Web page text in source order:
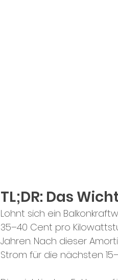
TL;DR: Das
Lohnt sich ein
35–40 Cent pro
Jahren. Nach dieser
Strom für die nächsten